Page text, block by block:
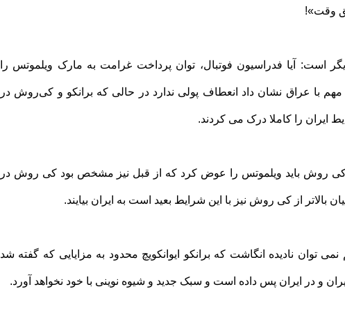
وقت»!
است: آیا فدراسیون فوتبال، توان پرداخت غرامت به مارک ویلموتس را
با عراق نشان داد انعطاف پولی ندارد در حالی که برانکو و کی‌روش در
ایران را کاملا درک می کردند.
کی روش باید ویلموتس را عوض کرد که از قبل نیز مشخص بود کی روش در
بالاتر از کی روش نیز با این شرایط بعید است به ایران بیایند.
توان نادیده انگاشت که برانکو ایوانکویچ محدود به مزایایی که گفته شد
و در ایران پس داده است و سبک جدید و شیوه نوینی با خود نخواهد آورد.